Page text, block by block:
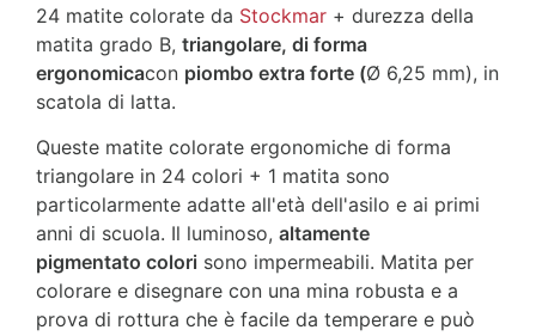
24 matite colorate da Stockmar + durezza della
matita grado B, triangolare, di forma
ergonomicacon piombo extra forte (Ø 6,25 mm), in
scatola di latta.
Queste matite colorate ergonomiche di forma
triangolare in 24 colori + 1 matita sono
particolarmente adatte all'età dell'asilo e ai primi
anni di scuola. Il luminoso, altamente
pigmentato colori sono impermeabili. Matita per
colorare e disegnare con una mina robusta e a
prova di rottura che è facile da temperare e può